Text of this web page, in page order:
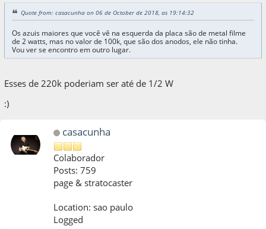
Quote from: casacunha on 06 de October de 2018, as 19:14:32
Os azuis maiores que você vê na esquerda da placa são de metal filme
de 2 watts, mas no valor de 100k, que são dos anodos, ele não tinha.
Vou ver se encontro em outro lugar.
Esses de 220k poderiam ser até de 1/2 W
:)
casacunha
Colaborador
Posts: 759
page & stratocaster
Location: sao paulo
Logged